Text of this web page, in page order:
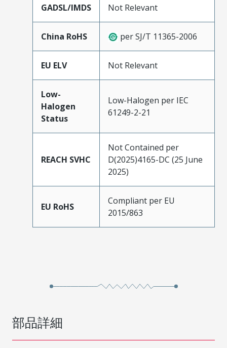
GADSL/IMDS Not Relevant
China RoHS per SJ/T 11365-2006
EU ELV Not Relevant
Low-
Halogen
Status
Low-Halogen per IEC
61249-2-21
REACH SVHC
Not Contained per
D(2025)4165-DC (25 June
2025)
EU RoHS
Compliant per EU
2015/863
部品詳細